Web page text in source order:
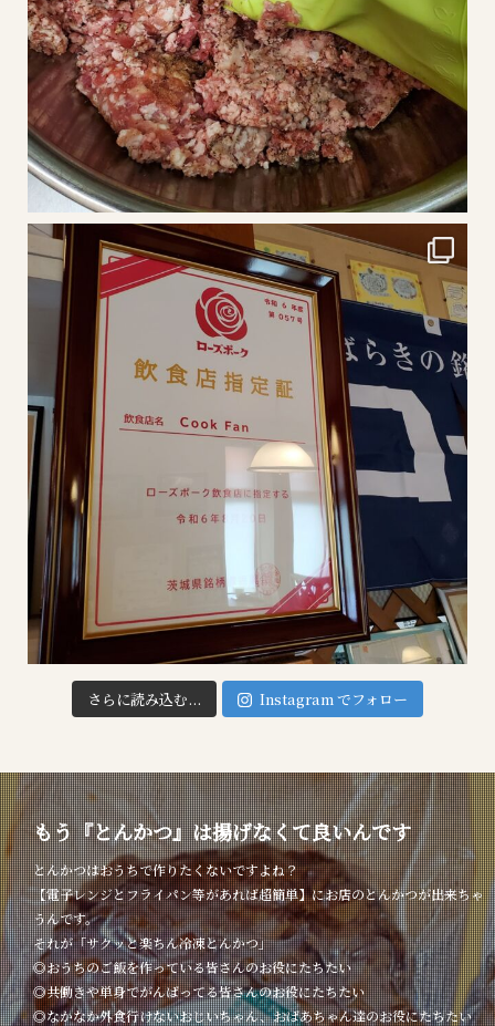
さらに読み込む... Instagram でフォロー
もう『とんかつ』は揚げなくて良いんです
とんかつはおうちで作りたくないですよね？
【電子レンジとフライパン等があれば超簡単】にお店のとんかつが出来ちゃ
うんです。
それが「サクッと楽ちん冷凍とんかつ」
◎おうちのご飯を作っている皆さんのお役にたちたい
◎共働きや単身でがんばってる皆さんのお役にたちたい
◎なかなか外食行けないおじいちゃん、おばあちゃん達のお役にたちたい